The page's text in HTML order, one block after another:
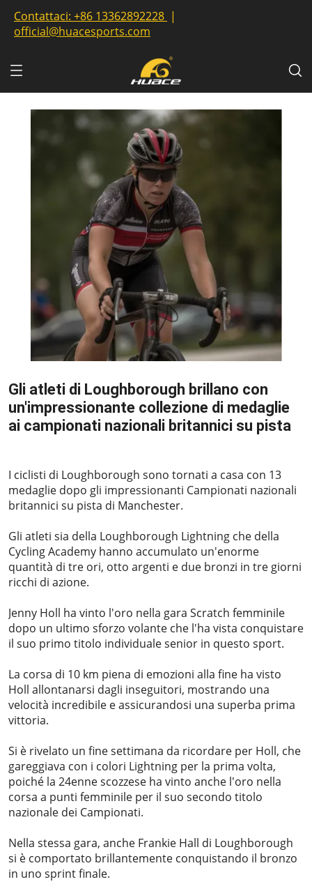
Contattaci: +86 13362892228 |
official@huacesports.com
Gli atleti di Loughborough brillano con
un'impressionante collezione di medaglie
ai campionati nazionali britannici su pista
I ciclisti di Loughborough sono tornati a casa con 13
medaglie dopo gli impressionanti Campionati nazionali
britannici su pista di Manchester.
Gli atleti sia della Loughborough Lightning che della
Cycling Academy hanno accumulato un'enorme
quantità di tre ori, otto argenti e due bronzi in tre giorni
ricchi di azione.
Jenny Holl ha vinto l'oro nella gara Scratch femminile
dopo un ultimo sforzo volante che l'ha vista conquistare
il suo primo titolo individuale senior in questo sport.
La corsa di 10 km piena di emozioni alla fine ha visto
Holl allontanarsi dagli inseguitori, mostrando una
velocità incredibile e assicurandosi una superba prima
vittoria.
Si è rivelato un fine settimana da ricordare per Holl, che
gareggiava con i colori Lightning per la prima volta,
poiché la 24enne scozzese ha vinto anche l'oro nella
corsa a punti femminile per il suo secondo titolo
nazionale dei Campionati.
Nella stessa gara, anche Frankie Hall di Loughborough
si è comportato brillantemente conquistando il bronzo
in uno sprint finale.